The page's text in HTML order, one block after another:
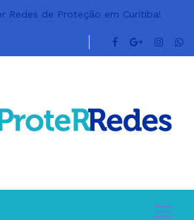
Redes de Proteção em Curitiba!